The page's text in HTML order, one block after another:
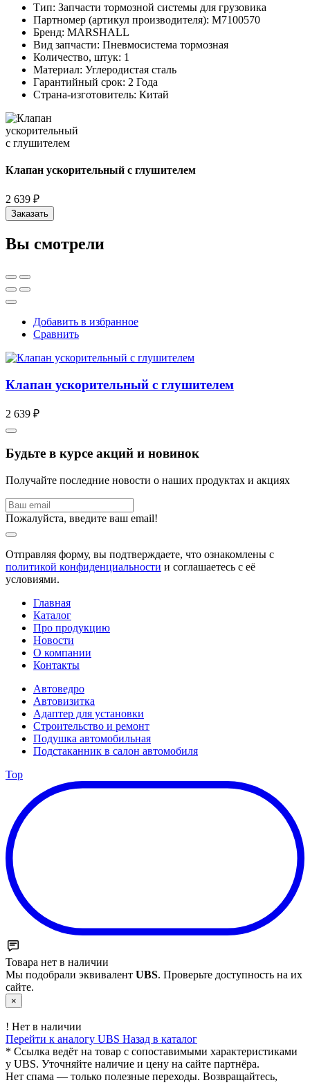
Тип: Запчасти тормозной системы для грузовика
Партномер (артикул производителя): M7100570
Бренд: MARSHALL
Вид запчасти: Пневмосистема тормозная
Количество, штук: 1
Материал: Углеродистая сталь
Гарантийный срок: 2 Года
Страна-изготовитель: Китай
Клапан ускорительный с глушителем
2 639 ₽
Заказать
Вы смотрели
Добавить в избранное
Сравнить
Клапан ускорительный с глушителем
2 639 ₽
Будьте в курсе акций и новинок
Получайте последние новости о наших продуктах и акциях
Пожалуйста, введите ваш email!
Отправляя форму, вы подтверждаете, что ознакомлены с
политикой конфиденциальности и соглашаетесь с её
условиями.
Главная
Каталог
Про продукцию
Новости
О компании
Контакты
Автоведро
Автовизитка
Адаптер для установки
Строительство и ремонт
Подушка автомобильная
Подстаканник в салон автомобиля
Top
Товара нет в наличии
Мы подобрали эквивалент UBS. Проверьте доступность на их
сайте.
×
! Нет в наличии
Перейти к аналогу UBS Назад в каталог
* Ссылка ведёт на товар с сопоставимыми характеристиками
у UBS. Уточняйте наличие и цену на сайте партнёра.
Нет спама — только полезные переходы. Возвращайтесь,